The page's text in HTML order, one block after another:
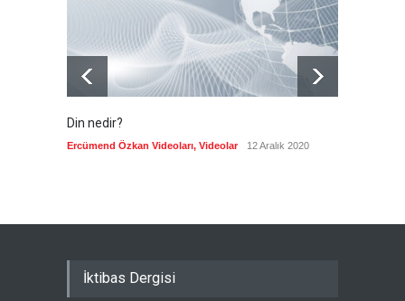
Güncel 8 Ağustos 2026
Din nedir?
Ercümend Özkan Videoları, Videolar 12 Aralık 2020
İktibas Dergisi